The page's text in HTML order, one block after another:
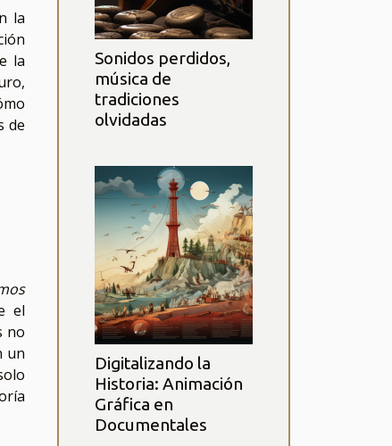
la
la
de
el
no
un
Sonidos perdidos,
música de
tradiciones
olvidadas
Digitalizando la
Historia: Animación
Gráfica en
Documentales